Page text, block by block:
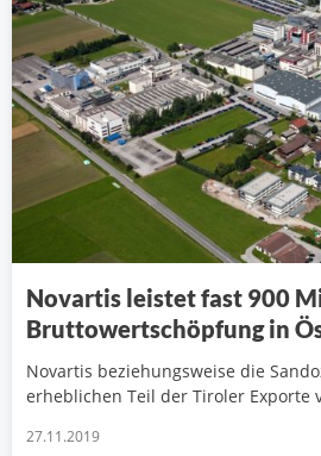
Novartis leistet fast 900
Bruttowertschöpfung in
Novartis beziehungsweise die
erheblichen Teil der Tiroler Exporte
27.11.2019